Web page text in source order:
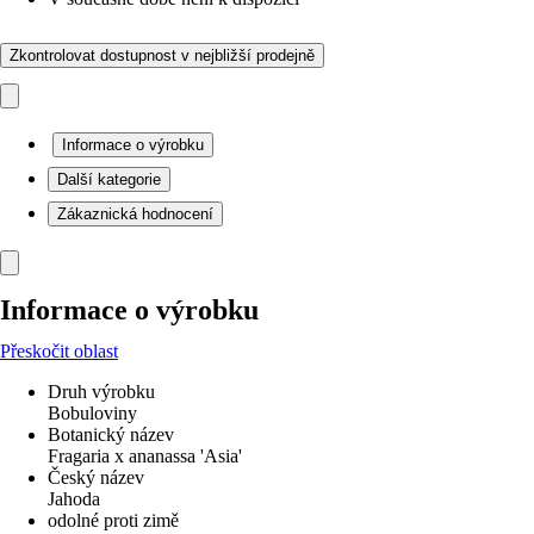
Zkontrolovat dostupnost v nejbližší prodejně
Informace o výrobku
Další kategorie
Zákaznická hodnocení
Informace o výrobku
Přeskočit oblast
Druh výrobku
Bobuloviny
Botanický název
Fragaria x ananassa 'Asia'
Český název
Jahoda
odolné proti zimě